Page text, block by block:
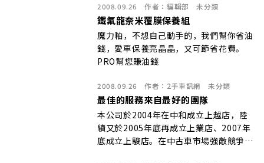
2008.09.26 作者： 編輯部 未分類
鐵氟龍奈米覆膜保養組
魔力釉，不想自己動手的，我們幫你省油
錢，愛車保養亮晶晶，又可節省花費。
PRO幫您賺油錢
2008.09.26 作者： 2手車訊網 未分類
最佳的服務來自最好的團隊
本公司於2004年在中和成立上越店，陸
續又於2005年底再成立上業店、2007年
底成立上駿店。在中古車市場強敵競爭